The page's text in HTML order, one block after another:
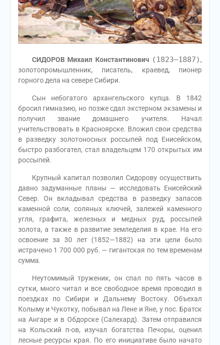
СИДОРОВ Михаил Константинович (1823—1887) ,
золотопромышленник, писатель, краевед, пионер
горного дела на севере Сибири.
Сын небогатого архангельского купца. В 1842
бросил гимназию, но позже сдал экстерном экзамены и
получил звание домашнего учителя. Начал
учительствовать в Красноярске. Вложил свои средства
в разведку золотоносных россыпей под Енисейском,
быстро разбогател, стал владельцем 170 открытых им
россыпей.
Крупный капитал позволил Сидорову осуществить
давно задуманные планы — исследовать Енисейский
Север. Он вкладывал средства в разведку запасов
каменной соли, соляных ключей, залежей каменного
угля, графита, железных и медных руд, россыпей
золота, а также в развитие земледелия в крае. На его
освоение за 30 лет (1852—1882) на эти цели было
истрачено 1 700 000 руб. — гигантская по тем временам
сумма.
Неутомимый труженик, он спал по пять часов в
сутки, много читал и все свободное время проводил в
поездках по Сибири и Дальнему Востоку. Объехал
Колыму и Чукотку, побывал на Лене и Яне, у пос. Братск
на Ангаре и в Обдорске (Салехард). Затем отправился
на Кольский п-ов, изучал богатства Печоры, оценил
лесные ресурсы края. По его инициативе было начато